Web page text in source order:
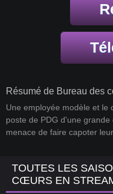
Résumé de Bureau des
Une employée modèle et le
poste de PDG d'une
menace de faire capoter
TOUTES LES
CŒURS EN